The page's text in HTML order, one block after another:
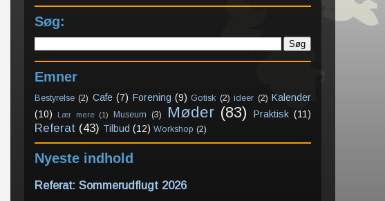
Søg:
Emner
Bestyrelse (2) Cafe (7) Forening (9) Gotisk (2) ideer (2) Kalender
(10)
Lær mere (1) Museum (3) Møder (83) Praktisk (11)
Referat (43) Tilbud (12) Workshop (2)
Nyeste indhold
Referat: Sommerudflugt 2026